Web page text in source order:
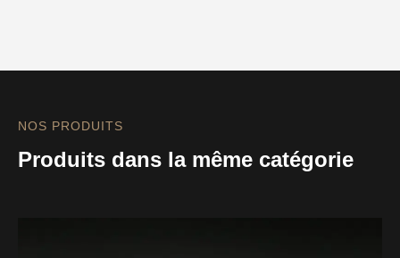
NOS PRODUITS
Produits dans la même catégorie